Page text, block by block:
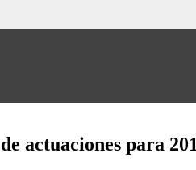
actuaciones para